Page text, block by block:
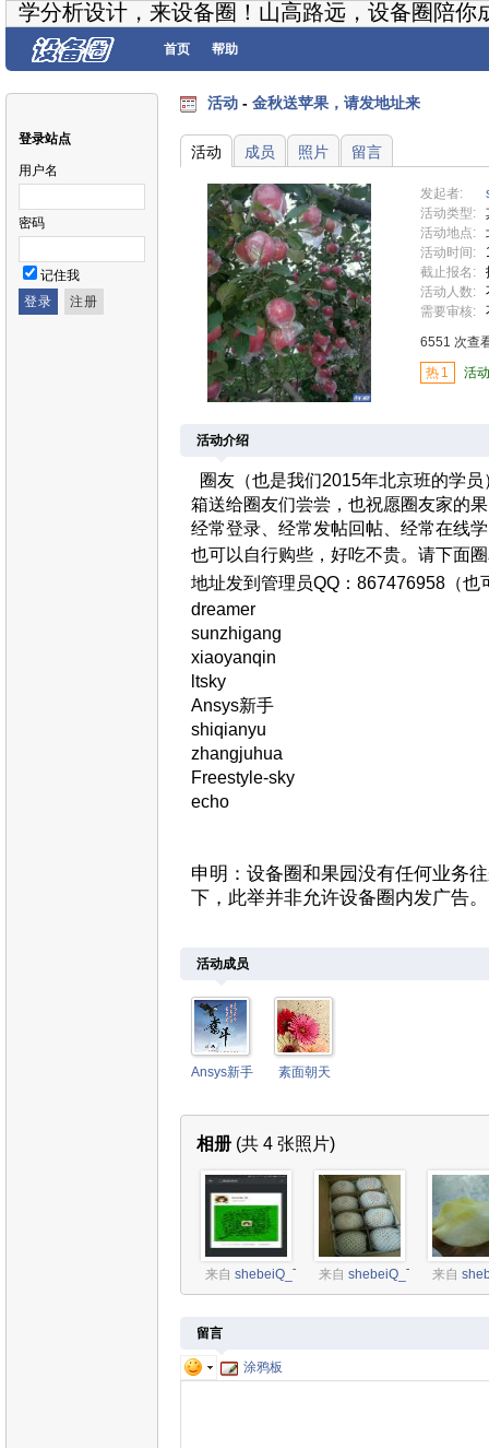
学分析设计，来设备圈！山高路远，设备圈陪你
首页 帮助
登录站点
用户名
密码
记住我
活动 - 金秋送苹果，请发地址来
活动 成员 照片 留言
发起者:
活动类型:
活动地点:
活动时间:
截止报名:
活动人数:
需要审核:
6551 次查
热 1 活
活动介绍
圈友（也是我们2015年北京班的学
箱送给圈友们尝尝，也祝愿圈友家的
经常登录、经常发帖回帖、经常在线
也可以自行购些，好吃不贵。请下面
地址发到管理员QQ： 867476958（也
dreamer
sunzhigang
xiaoyanqin
ltsky
Ansys新手
shiqianyu
zhangjuhua
Freestyle-sky
echo
申明：设备圈和果园没有任何业务
下，此举并非允许设备圈内发广告。
活动成员
Ansys新手 素面朝天
相册 (共 4 张照片)
来自 shebeiQ_TC 来自 shebeiQ_TC 来自
留言
涂鸦板